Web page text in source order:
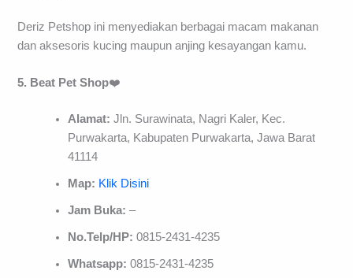
Deriz Petshop ini menyediakan berbagai macam makanan
dan aksesoris kucing maupun anjing kesayangan kamu.
5. Beat Pet Shop❤️
Alamat:Jln. Surawinata, Nagri Kaler, Kec.
Purwakarta, Kabupaten Purwakarta, Jawa Barat
41114
Map: Klik Disini
Jam Buka:–
No.Telp/HP:0815-2431-4235
Whatsapp:0815-2431-4235